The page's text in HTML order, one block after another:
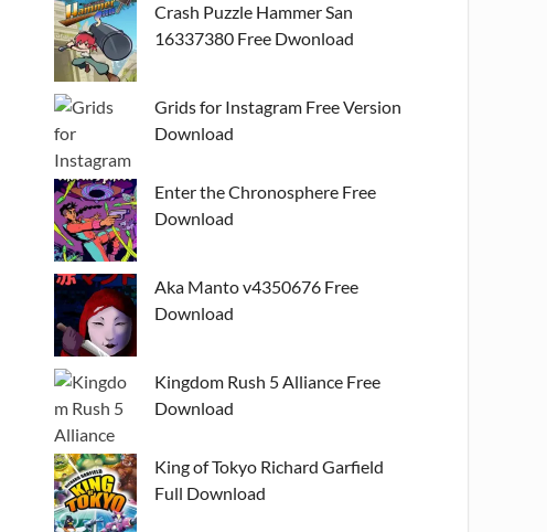
Crash Puzzle Hammer San
16337380 Free Dwonload
Grids for Instagram Free Version
Download
Enter the Chronosphere Free
Download
Aka Manto v4350676 Free
Download
Kingdom Rush 5 Alliance Free
Download
King of Tokyo Richard Garfield
Full Download